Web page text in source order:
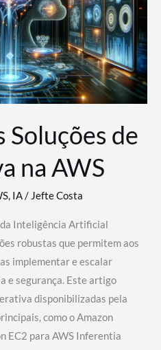
Soluções de
na AWS
, IA/Jefte Costa
da Inteligência Artificial
robustas que permitem aos
implementar e escalar
e segurança. Este artigo
disponibilizadas pela
como o Amazon
EC2 para AWS Inferentia